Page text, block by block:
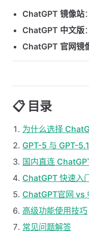
ChatGPT 镜像站：
ChatGPT 中文版：
ChatGPT 官网镜
📋 目录
为什么选择
GPT-5 与 GPT-
国内直连
ChatGPT 快速入
ChatGPT官网 vs
高级功能使用技巧
常见问题解答